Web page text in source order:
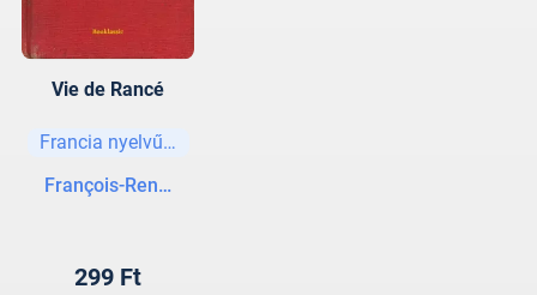
Vie de Rancé
Francia nyelvű könyvek
François-René de Chateaubriand
299 Ft